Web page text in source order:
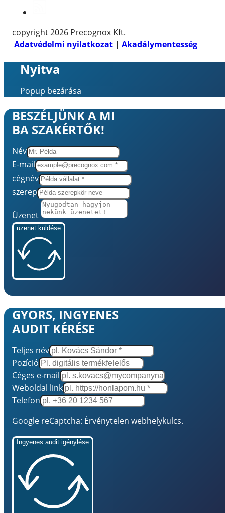
copyright 2026 Precognox Kft.
Adatvédelmi nyilatkozat | Akadálymentesség
Nyitva
Popup bezárása
BESZÉLJÜNK A MI
BA SZAKÉRTŐK!
Név
E-mail
cégnév
szerep
Üzenet
üzenet küldése
GYORS, INGYENES
AUDIT KÉRÉSE
Teljes név
Pozíció
Céges e-mail
Weboldal link
Telefon
Google reCaptcha: Érvénytelen webhelykulcs.
Ingyenes audit igénylése